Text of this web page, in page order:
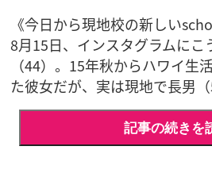
《今日から現地校の新しい
8月15日、インスタグラムにこ
（44）。15年秋からハワイ生
た彼女だが、実は現地で長男
記事の続きを